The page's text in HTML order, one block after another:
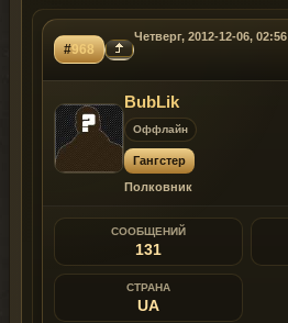
#968
Четверг, 2012-12-06, 02:56
BubLik
Оффлайн
Гангстер
Полковник
СООБЩЕНИЙ
131
СТРАНА
UA